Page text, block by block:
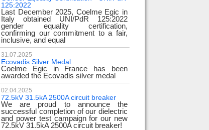
125:2022
Last December 2025, Coelme Egic in
Italy obtained UNI/PdR 125:2022
gender equality certification,
confirming our commitment to a fair,
inclusive, and equal
31.07.2025
Ecovadis Silver Medal
Coelme Egic in France has been
awarded the Ecovadis silver medal
02.04.2025
72.5kV 31.5kA 2500A circuit breaker
We are proud to announce the
successful completion of our dielectric
and power test campaign for our new
72.5kV 31.5kA 2500A circuit breaker!